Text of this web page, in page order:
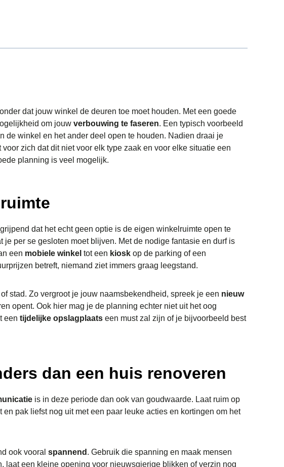
dat jouw winkel de deuren toe moet houden. Met een goede
om jouw verbouwing te faseren. Een typisch voorbeeld
de winkel en het ander deel open te houden. Nadien draai je
zich dat dit niet voor elk type zaak en voor elke situatie een
planning is veel mogelijk.
dat het echt geen optie is de eigen winkelruimte open te
je per se gesloten moet blijven. Met de nodige fantasie en durf is
een mobiele winkel tot een kiosk op de parking of een
betreft, niemand ziet immers graag leegstand.
stad. Zo vergroot je jouw naamsbekendheid, spreek je een nieuw
opent. Ook hier mag je de planning echter niet uit het oog
een tijdelijke opslagplaats een must zal zijn of je bijvoorbeeld best
dan een huis renoveren
is in deze periode dan ook van goudwaarde. Laat ruim op
en pak liefst nog uit met een paar leuke acties en kortingen om het
ook vooral spannend . Gebruik die spanning en maak mensen
laat een kleine opening voor nieuwsgierige blikken of verzin nog